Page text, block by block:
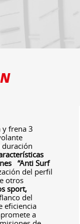
frena 3
duración
“Anti Surf
del perfil
otros
sport,
del
eficiencia
a